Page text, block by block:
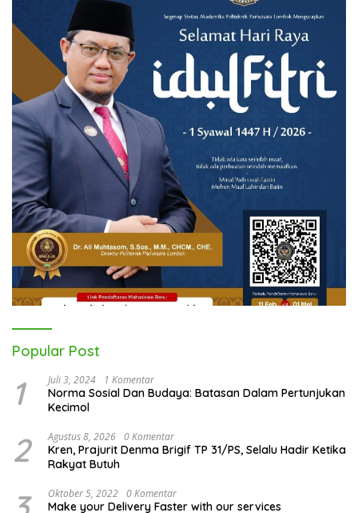
Popular Post
1 Juli 3, 2024 1 Komentar
Norma Sosial Dan Budaya: Batasan Dalam Pertunjukan
Kecimol
2 Agustus 8, 2026 0 Komentar
Kren, Prajurit Denma Brigif TP 31/PS, Selalu Hadir Ketika
Rakyat Butuh
Oktober 5, 2022 0 Komentar
Make your Delivery Faster with our services